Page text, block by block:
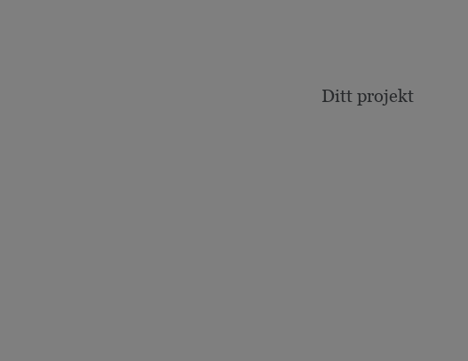
Ditt projekt